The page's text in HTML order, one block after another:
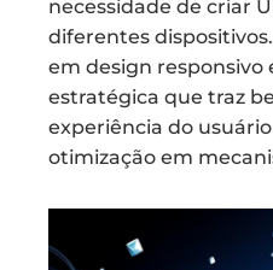
necessidade de criar
diferentes
em design responsivo
estratégica que traz
experiência do
otimização em